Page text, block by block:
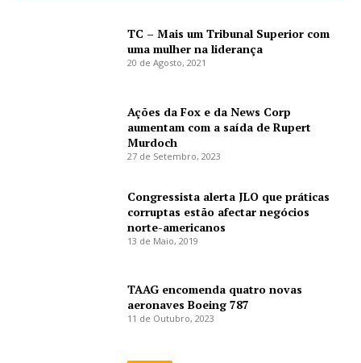
TC – Mais um Tribunal Superior com
uma mulher na liderança
20 de Agosto, 2021
Ações da Fox e da News Corp
aumentam com a saída de Rupert
Murdoch
27 de Setembro, 2023
Congressista alerta JLO que práticas
corruptas estão afectar negócios
norte-americanos
13 de Maio, 2019
TAAG encomenda quatro novas
aeronaves Boeing 787
11 de Outubro, 2023